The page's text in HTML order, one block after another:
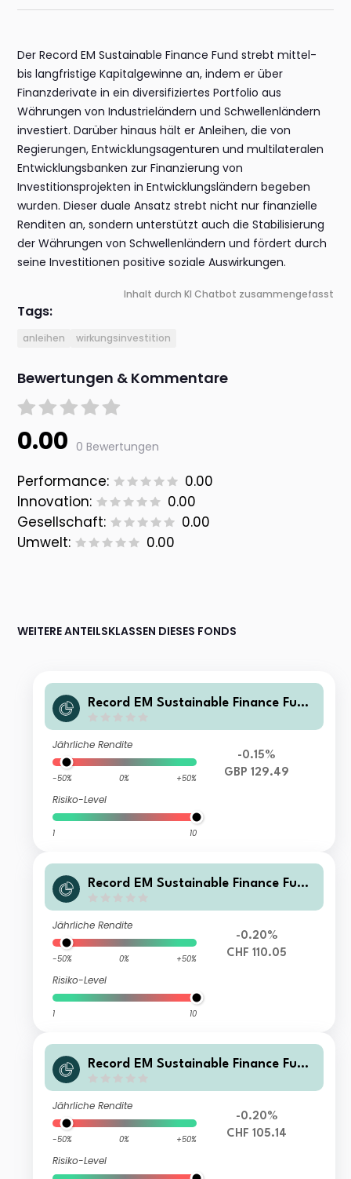
Der Record EM Sustainable Finance Fund strebt mittel-
bis langfristige Kapitalgewinne an, indem er über
Finanzderivate in ein diversifiziertes Portfolio aus
Währungen von Industrieländern und Schwellenländern
investiert. Darüber hinaus hält er Anleihen, die von
Regierungen, Entwicklungsagenturen und multilateralen
Entwicklungsbanken zur Finanzierung von
Investitionsprojekten in Entwicklungsländern begeben
wurden. Dieser duale Ansatz strebt nicht nur finanzielle
Renditen an, sondern unterstützt auch die Stabilisierung
der Währungen von Schwellenländern und fördert durch
seine Investitionen positive soziale Auswirkungen.
Inhalt durch KI Chatbot zusammengefasst
Tags:
anleihen wirkungsinvestition
Bewertungen & Kommentare
0.00 0 Bewertungen
Performance:
0.00
Innovation:
0.00
Gesellschaft:
0.00
Umwelt:
0.00
WEITERE ANTEILSKLASSEN DIESES FONDS
Record EM Sustainable Finance Fund
Jährliche Rendite
-50% 0% +50%
Risiko-Level
1 10
-0.15%
GBP 129.49
Record EM Sustainable Finance Fund
Jährliche Rendite
-50% 0% +50%
Risiko-Level
1 10
-0.20%
CHF 110.05
Record EM Sustainable Finance Fund
lation
Jährliche Rendite
-50% 0% +50%
Risiko-Level
-0.20%
CHF 105.14